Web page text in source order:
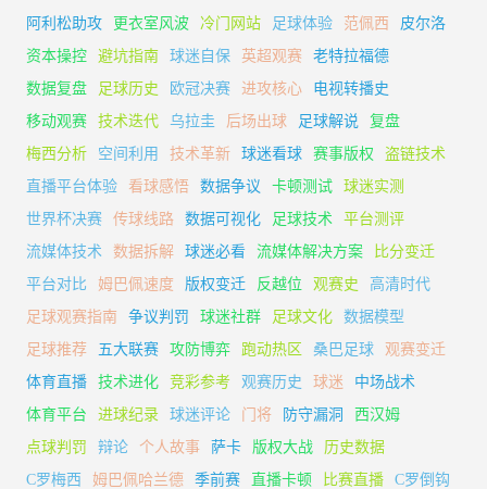
阿利松助攻
更衣室风波 冷门网站 足球体验 范佩西
皮尔洛
资本操控
避坑指南 球迷自保 英超观赛
老特拉福德
数据复盘
足球历史 欧冠决赛 进攻核心
电视转播史
移动观赛
技术迭代 乌拉圭 后场出球 足球解说
复盘
梅西分析
空间利用 技术革新 球迷看球 赛事版权
盗链技术
直播平台体验
看球感悟 数据争议 卡顿测试
球迷实测
世界杯决赛
传球线路 数据可视化 足球技术
平台测评
流媒体技术
数据拆解 球迷必看 流媒体解决方案
比分变迁
平台对比
姆巴佩速度 版权变迁 反越位 观赛史
高清时代
足球观赛指南
争议判罚 球迷社群 足球文化
数据模型
足球推荐
五大联赛 攻防博弈 跑动热区 桑巴足球
观赛变迁
体育直播
技术进化 竞彩参考 观赛历史 球迷
中场战术
体育平台
进球纪录 球迷评论 门将 防守漏洞
西汉姆
点球判罚
辩论 个人故事 萨卡 版权大战
历史数据
C罗梅西
姆巴佩哈兰德 季前赛 直播卡顿 比赛直播
C罗倒钩